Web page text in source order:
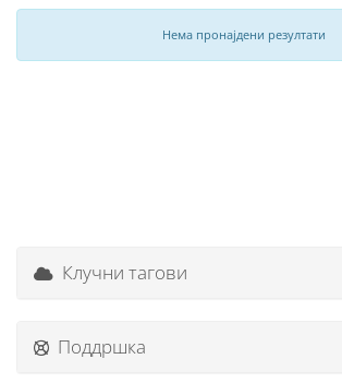
Нема пронајдени резултати
Клучни тагови
Поддршка